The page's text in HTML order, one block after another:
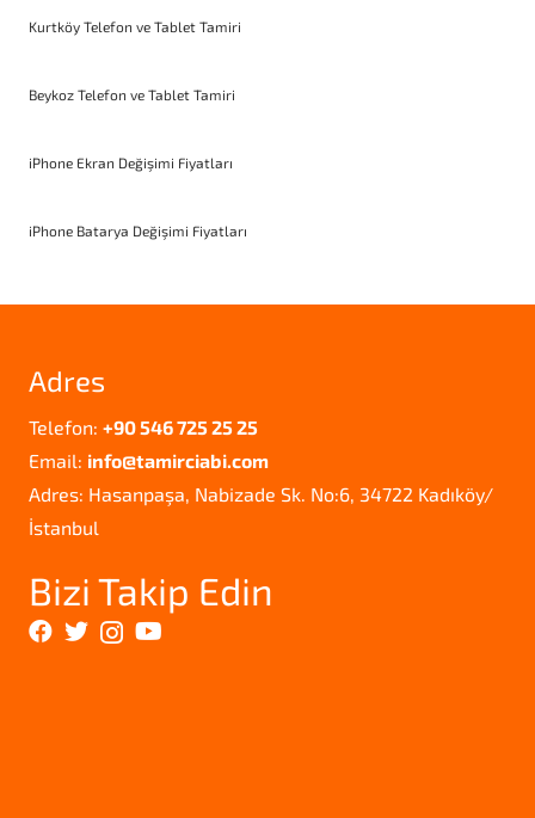
Kurtköy Telefon ve Tablet Tamiri
Beykoz Telefon ve Tablet Tamiri
iPhone Ekran Değişimi Fiyatları
iPhone Batarya Değişimi Fiyatları
Adres
Telefon: +90 546 725 25 25
Email: info@tamirciabi.com
Adres: Hasanpaşa, Nabizade Sk. No:6, 34722 Kadıköy/
İstanbul
Bizi Takip Edin